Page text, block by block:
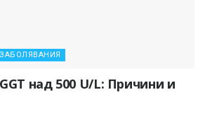
над 500 U/L: Причини и